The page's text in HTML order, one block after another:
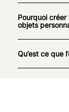
Pourquoi
objets
Qu’est ce que